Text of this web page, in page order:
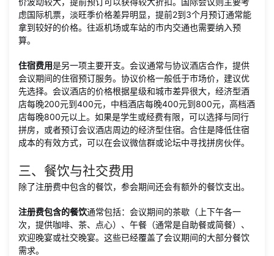
虑国际机票，淡旺季价格差异明显，提前2到3个月预订通常能
拿到较好的价格。往返机场或车站的市内交通也需要纳入预
算。
住宿费用是另一项主要开支。会议通常与协议酒店合作，提供
会议期间的住宿预订服务。协议价格一般低于市场价，建议优
先选择。会议酒店的价格根据星级和城市差异很大，经济型酒
店每晚200元到400元，中档酒店每晚400元到800元，高档酒
店每晚800元以上。如果是学生或经费有限，可以选择与同行
拼房，或者预订会议酒店周边的经济型住宿。合住是降低住宿
成本的有效方式，可以在会议微信群或论坛中寻找拼房伙伴。
三、餐饮与社交费用
除了注册费中包含的餐饮，参会期间还会有额外的餐饮支出。
注册费包含的餐饮通常包括：会议期间的茶歇（上下午各一
次，提供咖啡、茶、点心）、午餐（通常是自助餐或简餐）、
欢迎晚宴或社交晚宴。这些已经覆盖了会议期间的大部分餐饮
需求。